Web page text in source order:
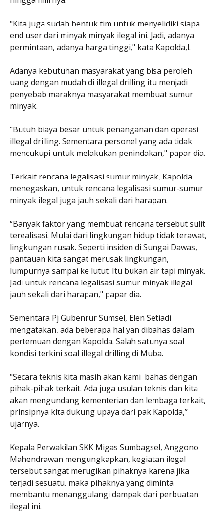
"Kita juga sudah bentuk tim untuk menyelidiki siapa
end user dari minyak minyak ilegal ini. Jadi, adanya
permintaan, adanya harga tinggi," kata Kapolda,l.
Adanya kebutuhan masyarakat yang bisa peroleh
uang dengan mudah di illegal drilling itu menjadi
penyebab maraknya masyarakat membuat sumur
minyak.
"Butuh biaya besar untuk penanganan dan operasi
illegal drilling. Sementara personel yang ada tidak
mencukupi untuk melakukan penindakan," papar dia.
Terkait rencana legalisasi sumur minyak, Kapolda
menegaskan, untuk rencana legalisasi sumur-sumur
minyak ilegal juga jauh sekali dari harapan.
“Banyak faktor yang membuat rencana tersebut sulit
terealisasi. Mulai dari lingkungan hidup tidak terawat,
lingkungan rusak. Seperti insiden di Sungai Dawas,
pantauan kita sangat merusak lingkungan,
lumpurnya sampai ke lutut. Itu bukan air tapi minyak.
Jadi untuk rencana legalisasi sumur minyak illegal
jauh sekali dari harapan," papar dia.
Sementara Pj Gubenrur Sumsel, Elen Setiadi
mengatakan, ada beberapa hal yan dibahas dalam
pertemuan dengan Kapolda. Salah satunya soal
kondisi terkini soal illegal drilling di Muba.
"Secara teknis kita masih akan kami bahas dengan
pihak-pihak terkait. Ada juga usulan teknis dan kita
akan mengundang kementerian dan lembaga terkait,
prinsipnya kita dukung upaya dari pak Kapolda,”
ujarnya.
Kepala Perwakilan SKK Migas Sumbagsel, Anggono
Mahendrawan mengungkapkan, kegiatan ilegal
tersebut sangat merugikan pihaknya karena jika
terjadi sesuatu, maka pihaknya yang diminta
membantu menanggulangi dampak dari perbuatan
ilegal ini.